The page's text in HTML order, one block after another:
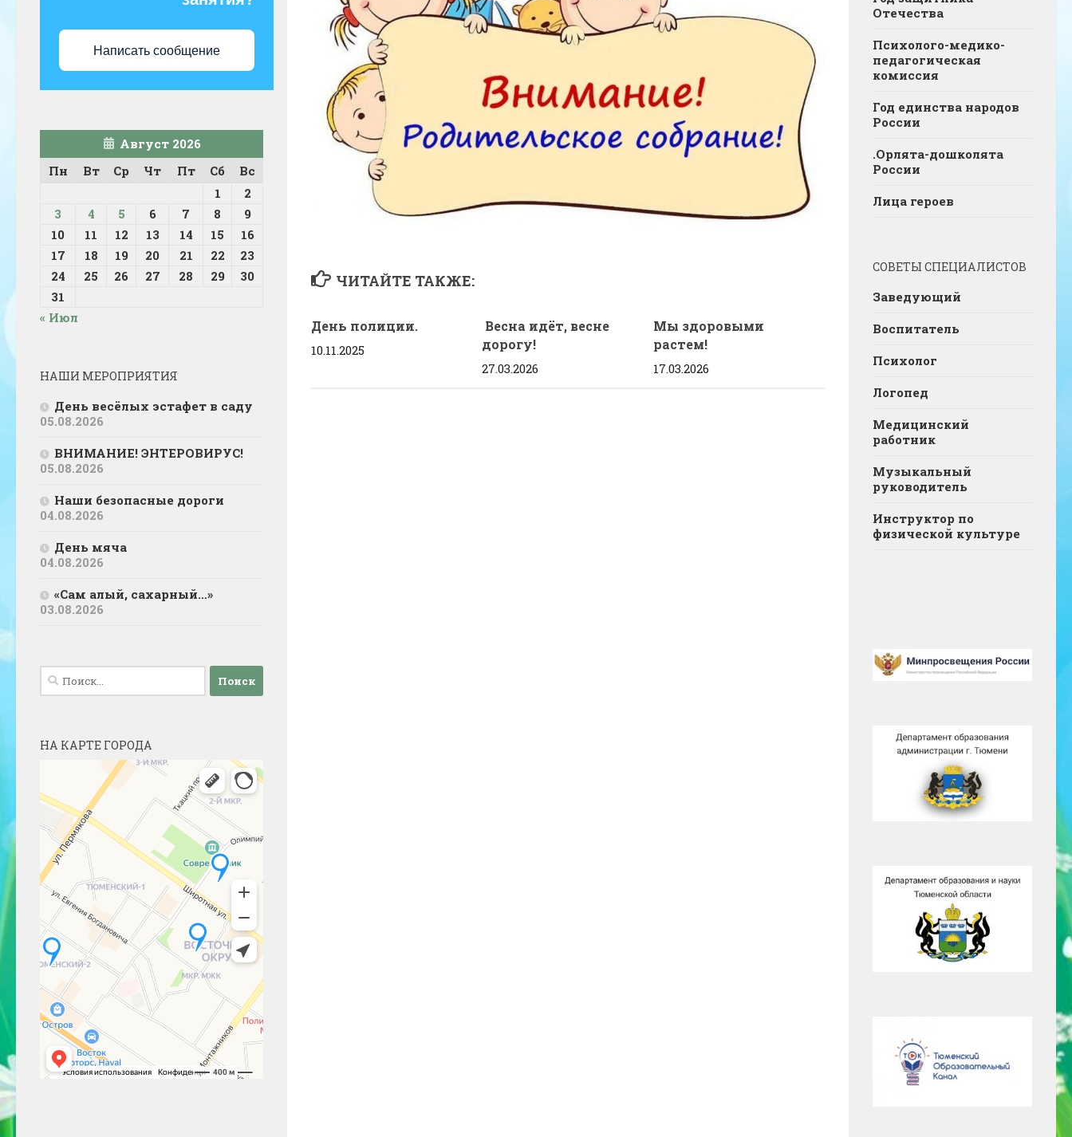
ЧИТАЙТЕ ТАКЖЕ:
День полиции.
10.11.2025
Весна идёт, весне
дорогу!
27.03.2026
Мы здоровыми
растем!
17.03.2026
Написать сообщение
Август 2026
Пн
Вт Ср Чт Пт Сб
Вс
1
2
3
4 5 6 7 8
9
10
11 12 13 14 15
16
17
18 19 20 21 22
23
24
25 26 27 28 29
30
31
« Июл
НАШИ МЕРОПРИЯТИЯ
День весёлых эстафет в саду
05.08.2026
ВНИМАНИЕ! ЭНТЕРОВИРУС!
05.08.2026
Наши безопасные дороги
04.08.2026
День мяча
04.08.2026
«Сам алый, сахарный…»
03.08.2026
Найти:
НА КАРТЕ ГОРОДА
Отечества
Психолого-медико-
педагогическая
комиссия
Год единства народов
России
.Орлята-дошколята
России
Лица героев
СОВЕТЫ СПЕЦИАЛИСТОВ
Заведующий
Воспитатель
Психолог
Логопед
Медицинский
работник
Музыкальный
руководитель
Инструктор по
физической культуре